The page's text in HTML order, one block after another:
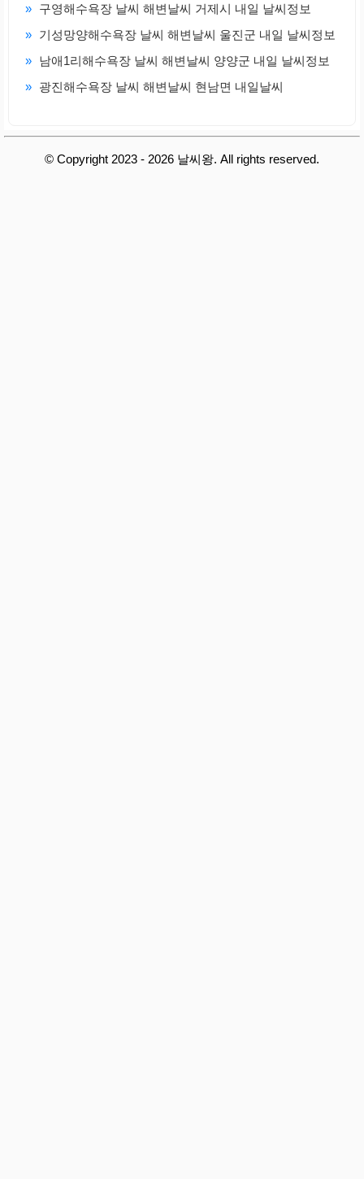
» 구영해수욕장 날씨 해변날씨 거제시 내일 날씨정보
» 기성망양해수욕장 날씨 해변날씨 울진군 내일 날씨정보
» 남애1리해수욕장 날씨 해변날씨 양양군 내일 날씨정보
» 광진해수욕장 날씨 해변날씨 현남면 내일날씨
© Copyright 2023 - 2026 날씨왕. All rights reserved.